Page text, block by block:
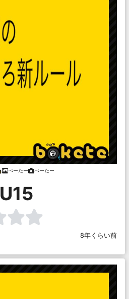
ぺーたー ぺーたー
U15
8年くらい前